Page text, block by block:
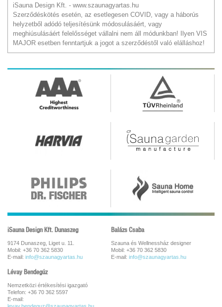
iSauna Design Kft. - www.szaunagyartas.hu
Szerződéskötés esetén, az esetlegesen COVID, vagy a háborús
helyzetből adódó teljesítésünk módosulásáért, vagy
meghiúsulásáért felelősséget vállalni nem áll módunkban! Ilyen VIS
MAJOR esetben fenntartjuk a jogot a szerződéstől való elálláshoz!
iSauna Design Kft. Dunaszeg
9174 Dunaszeg, Liget u. 11.
Mobil: +36 70 362 5830
E-mail: info@szaunagyartas.hu
Balázs Csaba
Szauna és Wellnessház designer
Mobil: +36 70 362 5830
E-mail: info@szaunagyartas.hu
Lévay Bendegúz
Nemzetközi értékesítési igazgató
Telefon: +36 70 362 5597
E-mail: